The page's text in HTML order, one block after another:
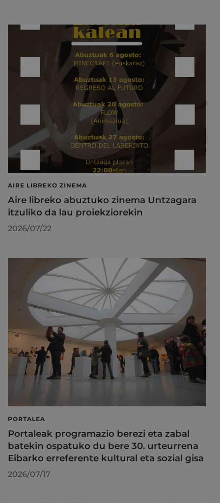
AIRE LIBREKO ZINEMA
Aire libreko abuztuko zinema Untzagara
itzuliko da lau proiekziorekin
2026/07/22
PORTALEA
Portaleak programazio berezi eta zabal
batekin ospatuko du bere 30. urteurrena
Eibarko erreferente kultural eta sozial gisa
2026/07/17